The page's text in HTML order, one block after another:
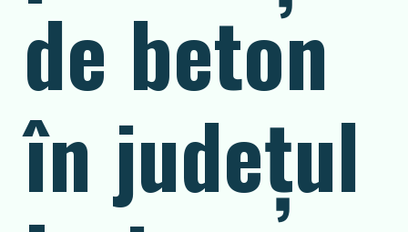
de beton
în județul